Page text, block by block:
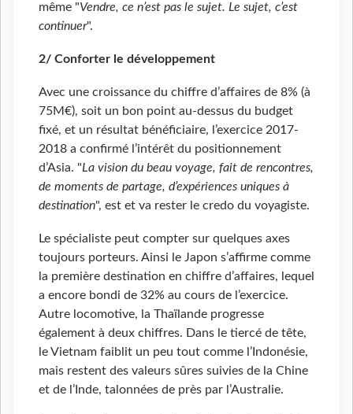
même "Vendre, ce n’est pas le sujet. Le sujet, c’est
continuer".
2/ Conforter le développement
Avec une croissance du chiffre d’affaires de 8% (à
75M€), soit un bon point au-dessus du budget
fixé, et un résultat bénéficiaire, l’exercice 2017-
2018 a confirmé l’intérêt du positionnement
d’Asia. "La vision du beau voyage, fait de rencontres,
de moments de partage, d’expériences uniques à
destination", est et va rester le credo du voyagiste.
Le spécialiste peut compter sur quelques axes
toujours porteurs. Ainsi le Japon s’affirme comme
la première destination en chiffre d’affaires, lequel
a encore bondi de 32% au cours de l’exercice.
Autre locomotive, la Thaïlande progresse
également à deux chiffres. Dans le tiercé de tête,
le Vietnam faiblit un peu tout comme l’Indonésie,
mais restent des valeurs sûres suivies de la Chine
et de l’Inde, talonnées de près par l’Australie.